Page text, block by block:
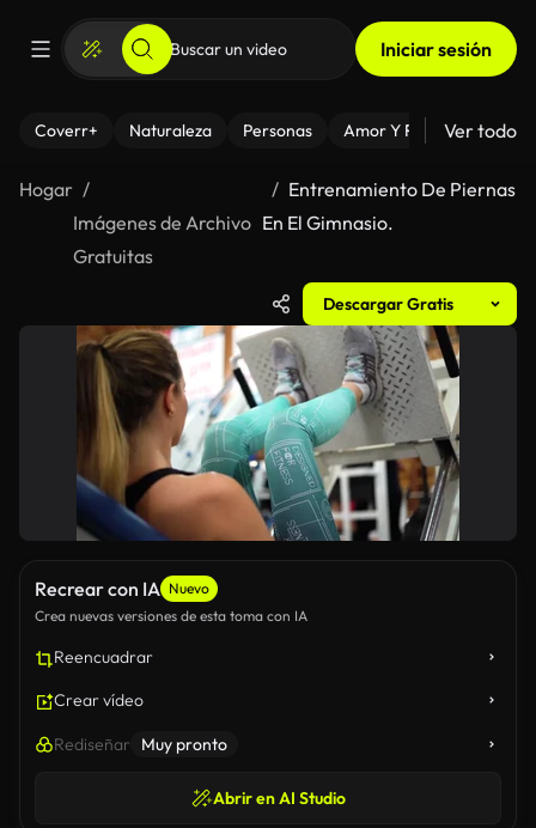
Iniciar sesión
Coverr+ Naturaleza Personas Amor Y Relaciones
Ver todo
Hogar
Imágenes de Archivo
Gratuitas
Entrenamiento De Piernas
En El Gimnasio.
Descargar Gratis
Recrear con IA Nuevo
Crea nuevas versiones de esta toma con IA
Reencuadrar
Crear vídeo
Rediseñar Muy pronto
Abrir en AI Studio